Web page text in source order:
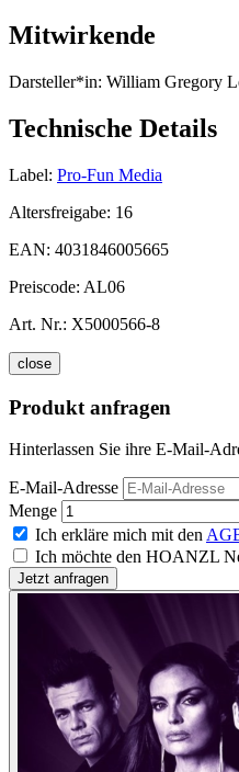
Mitwirkende
Darsteller*in: William Gregory
Technische Details
Label: Pro-Fun Media
Altersfreigabe: 16
EAN: 4031846005665
Preiscode: AL06
Art. Nr.: X5000566-8
close
Produkt anfragen
Hinterlassen Sie ihre E-Mail-
E-Mail-Adresse
Menge
Ich erkläre mich mit den
Ich möchte den HOANZL